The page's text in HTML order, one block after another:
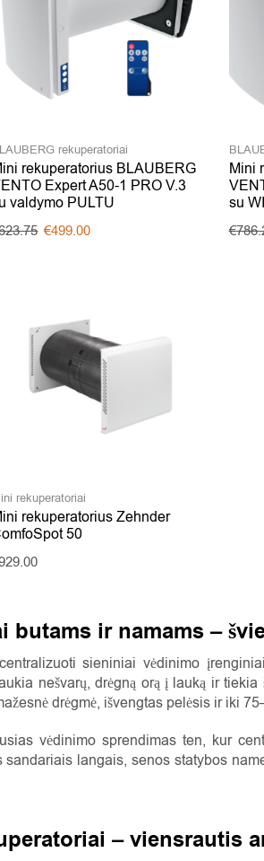
rekuperatoriai
rekuperatorius BLAUBERG
Expert A50-1 PRO V.3
valdymo PULTU
€499.00
Mini
su
€
rekuperatoriai
rekuperatorius Zehnder
50
butams ir namams –
sieniniai vėdinimo
nešvarų, drėgną orą į lauką ir
drėgmė, išvengtas pelėsis ir iki
vėdinimo sprendimas ten, kur
langais, senos statybos
– viensrautis